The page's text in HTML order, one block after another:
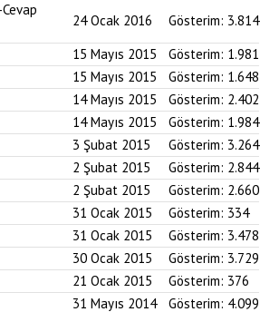
24 Ocak 2016 Gösterim: 3.814
15 Mayıs 2015 Gösterim: 1.981
15 Mayıs 2015 Gösterim: 1.648
14 Mayıs 2015 Gösterim: 2.402
14 Mayıs 2015 Gösterim: 1.984
3 Şubat 2015 Gösterim: 3.264
2 Şubat 2015 Gösterim: 2.844
2 Şubat 2015 Gösterim: 2.660
31 Ocak 2015 Gösterim: 334
31 Ocak 2015 Gösterim: 3.478
30 Ocak 2015 Gösterim: 3.729
21 Ocak 2015 Gösterim: 376
31 Mayıs 2014 Gösterim: 4.099